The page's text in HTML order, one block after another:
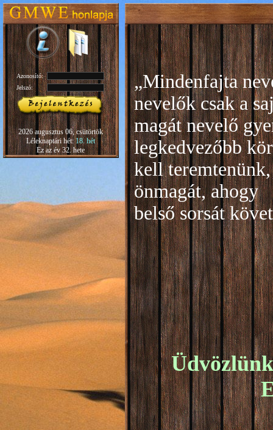
Azonosító:
Jelszó:
2026 augusztus 06, csütörtök
Léleknaptári hét:18. hét
Ez az év 32. hete
„Mindenfajta
nevelők csak a
magát nevelő
legkedvezőbb
kell
önmagát, ahogy
belső sorsát